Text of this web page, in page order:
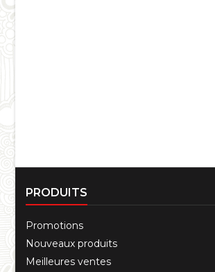
PRODUITS
Promotions
Nouveaux produits
Meilleures ventes